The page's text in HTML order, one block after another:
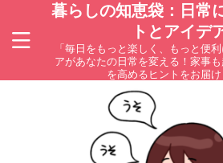
暮らしの知恵袋：日常
トとアイデ
「毎日をもっと楽しく、もっと便
アがあなたの日常を変える！家事
を高めるヒントをお届